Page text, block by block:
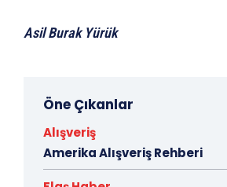
Asil Burak Yürük
Öne Çıkanlar
Alışveriş
Amerika Alışveriş Rehberi